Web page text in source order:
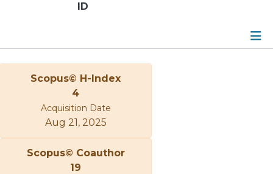
ID
Metrics
Scopus© H-Index
4
Acquisition Date
Aug 21, 2025
Scopus© Coauthor
19